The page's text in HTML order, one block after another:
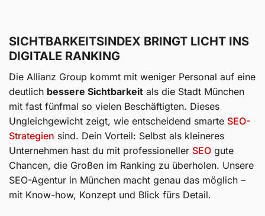
SICHTBARKEITSINDEX BRINGT LICHT INS
DIGITALE RANKING
Die Allianz Group kommt mit weniger Personal auf eine
deutlich bessere Sichtbarkeit als die Stadt München
mit fast fünfmal so vielen Beschäftigten. Dieses
Ungleichgewicht zeigt, wie entscheidend smarte SEO-
Strategien sind. Dein Vorteil: Selbst als kleineres
Unternehmen hast du mit professioneller SEO gute
Chancen, die Großen im Ranking zu überholen. Unsere
SEO-Agentur in München macht genau das möglich –
mit Know-how, Konzept und Blick fürs Detail.